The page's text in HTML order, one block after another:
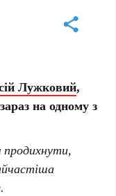
Лужковий,
на одному з